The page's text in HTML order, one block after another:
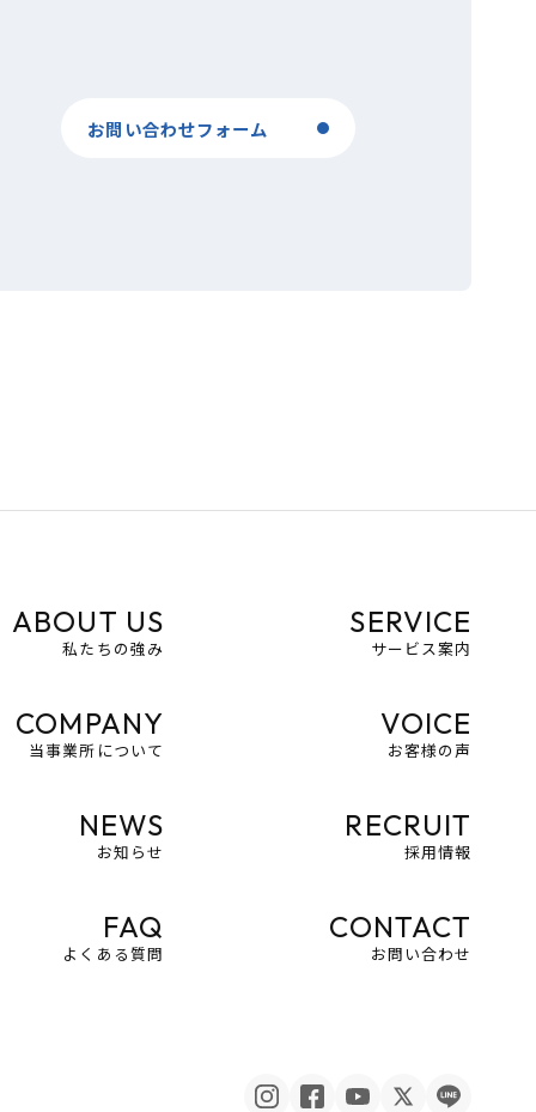
お問い合わせフォーム
ABOUT US
私たちの強み
SERVICE
サービス案内
COMPANY
当事業所について
VOICE
お客様の声
NEWS
お知らせ
RECRUIT
採用情報
FAQ
よくある質問
CONTACT
お問い合わせ